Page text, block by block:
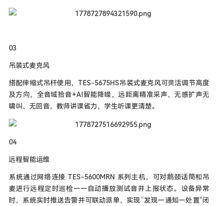
03
吊装式麦克风
搭配伸缩式吊杆使用，TES-5675HS吊装式麦克风可灵活调节高度
及方向，全音域拾音+AI智能降噪，远距离精准采声，无感扩声无
啸叫、无回音，教师讲课省力，学生听课更清楚。
04
远程智能运维
系统通过网络连接 TES-5600MRN 系列主机，可对鹅颈话筒和吊
麦进行远程定时巡检——自动播放测试音并上报状态。设备异常
时，系统实时推送告警并可联动派单，实现“发现—通知—处置”闭